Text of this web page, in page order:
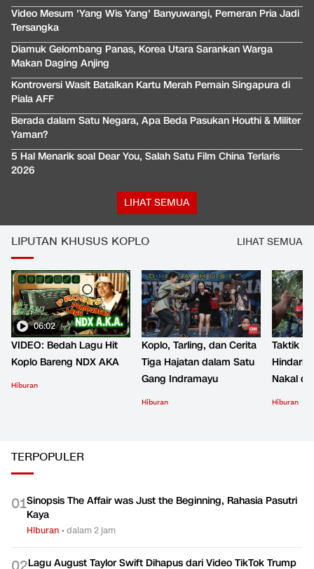
Video Mesum 'Yang Wis Yang' Banyuwangi, Pemeran Pria Jadi
Tersangka
Diamuk Gelombang Panas, Korea Utara Sarankan Warga
Makan Daging Anjing
Kontroversi Wasit Batalkan Kartu Merah Pemain Singapura di
Piala AFF
Berada dalam Satu Negara, Apa Beda Pasukan Houthi & Militer
Yaman?
5 Hal Menarik soal Dear You, Salah Satu Film China Terlaris
2026
LIHAT SEMUA
LIPUTAN KHUSUS KOPLO LIHAT SEMUA
06:02
VIDEO: Bedah Lagu Hit
Koplo Bareng NDX AKA
Hiburan
Koplo, Tarling, dan Cerita
Tiga Hajatan dalam Satu
Gang Indramayu
Hiburan
Taktik
Hindari
Nakal
Hiburan
TERPOPULER
01Sinopsis The Affair was Just the Beginning, Rahasia Pasutri
Kaya
Hiburan •dalam 2 jam
Lagu August Taylor Swift Dihapus dari Video TikTok Trump